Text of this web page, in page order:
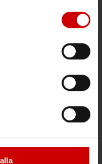
Genom
överföringar. Läs
och få 200kr* rabatt på
kr eller mer.